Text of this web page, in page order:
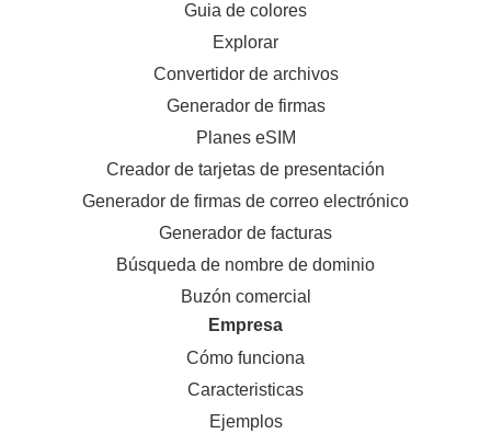
Guia de colores
Explorar
Convertidor de archivos
Generador de firmas
Planes eSIM
Creador de tarjetas de presentación
Generador de firmas de correo electrónico
Generador de facturas
Búsqueda de nombre de dominio
Buzón comercial
Empresa
Cómo funciona
Caracteristicas
Ejemplos